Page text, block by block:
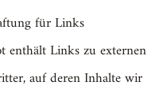
für Links
enthält Links zu externen
auf deren Inhalte wir